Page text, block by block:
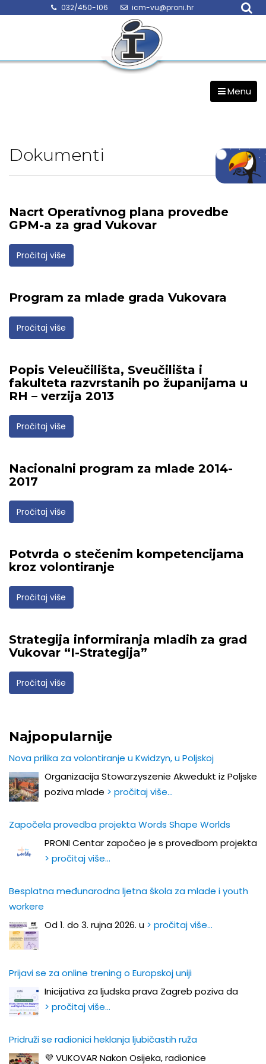
032/450-106 icm-vu@proni.hr
Menu
Dokumenti
Nacrt Operativnog plana provedbe
GPM-a za grad Vukovar
Pročitaj više
Program za mlade grada Vukovara
Pročitaj više
Popis Veleučilišta, Sveučilišta i
fakulteta razvrstanih po županijama u
RH – verzija 2013
Pročitaj više
Nacionalni program za mlade 2014-
2017
Pročitaj više
Potvrda o stečenim kompetencijama
kroz volontiranje
Pročitaj više
Strategija informiranja mladih za grad
Vukovar “I-Strategija”
Pročitaj više
Najpopularnije
Nova prilika za volontiranje u Kwidzyn, u Poljskoj
Organizacija Stowarzyszenie Akwedukt iz Poljske
poziva mlade > pročitaj više…
Započela provedba projekta Words Shape Worlds
PRONI Centar započeo je s provedbom projekta
> pročitaj više…
Besplatna međunarodna ljetna škola za mlade i youth
workere
Od 1. do 3. rujna 2026. u > pročitaj više…
Prijavi se za online trening o Europskoj uniji
Inicijativa za ljudska prava Zagreb poziva da
> pročitaj više…
Pridruži se radionici heklanja ljubičastih ruža
💜 VUKOVAR Nakon Osijeka, radionice